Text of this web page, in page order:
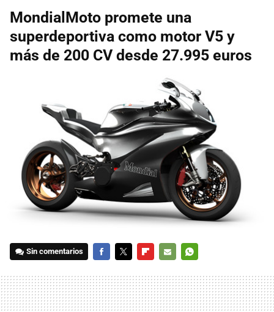
MondialMoto promete una
superdeportiva como motor V5 y
más de 200 CV desde 27.995 euros
Sin comentarios
MAIL